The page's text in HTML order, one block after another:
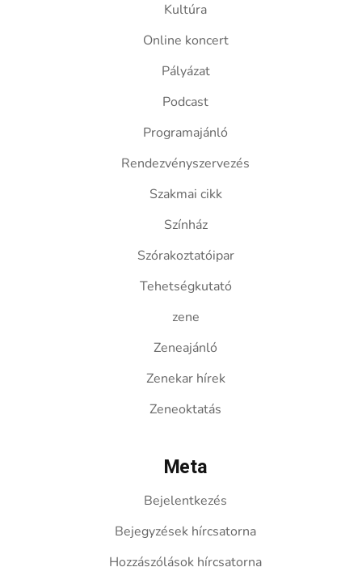
Kultúra
Online koncert
Pályázat
Podcast
Programajánló
Rendezvényszervezés
Szakmai cikk
Színház
Szórakoztatóipar
Tehetségkutató
zene
Zeneajánló
Zenekar hírek
Zeneoktatás
Meta
Bejelentkezés
Bejegyzések hírcsatorna
Hozzászólások hírcsatorna